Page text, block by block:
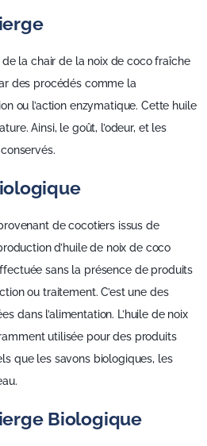
la chair de la noix de coco fraîche
des procédés comme la
ou l’action enzymatique. Cette huile
Ainsi, le goût, l’odeur, et les
de cocotiers issus de
d’huile de noix de coco
sans la présence de produits
ou traitement. C’est une des
dans l’alimentation. L’huile de noix
utilisée pour des produits
que les savons biologiques, les
Biologique